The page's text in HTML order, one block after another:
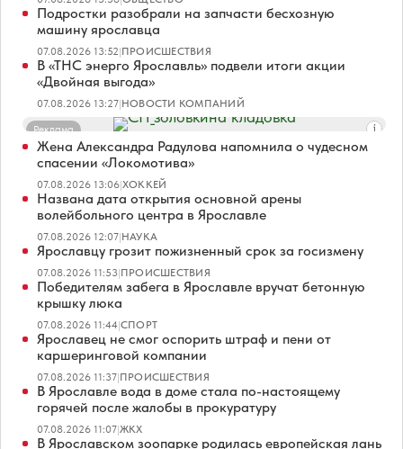
Подростки разобрали на запчасти бесхозную
машину ярославца
07.08.2026 13:52|ПРОИСШЕСТВИЯ
В «ТНС энерго Ярославль» подвели итоги акции
«Двойная выгода»
07.08.2026 13:27|НОВОСТИ КОМПАНИЙ
Реклама
Жена Александра Радулова напомнила о чудесном
спасении «Локомотива»
07.08.2026 13:06|ХОККЕЙ
Названа дата открытия основной арены
волейбольного центра в Ярославле
07.08.2026 12:07|НАУКА
Ярославцу грозит пожизненный срок за госизмену
07.08.2026 11:53|ПРОИСШЕСТВИЯ
Победителям забега в Ярославле вручат бетонную
крышку люка
07.08.2026 11:44|СПОРТ
Ярославец не смог оспорить штраф и пени от
каршеринговой компании
07.08.2026 11:37|ПРОИСШЕСТВИЯ
В Ярославле вода в доме стала по-настоящему
горячей после жалобы в прокуратуру
07.08.2026 11:07|ЖКХ
В Ярославском зоопарке родилась европейская лань